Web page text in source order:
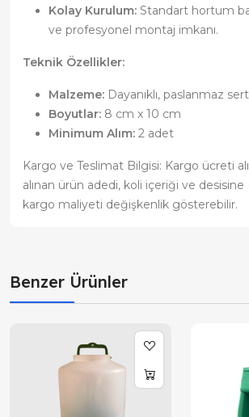
Kolay Kurulum: Standart hortum
ve profesyonel montaj imkanı.
Teknik Özellikler:
Malzeme: Dayanıklı, paslanmaz
Boyutlar: 8 cm x 10 cm
Minimum Alım: 2 adet
Kargo ve Teslimat Bilgisi: Kargo ücreti
alınan ürün adedi, koli içeriği ve
kargo maliyeti değişkenlik gösterebilir.
Benzer Ürünler